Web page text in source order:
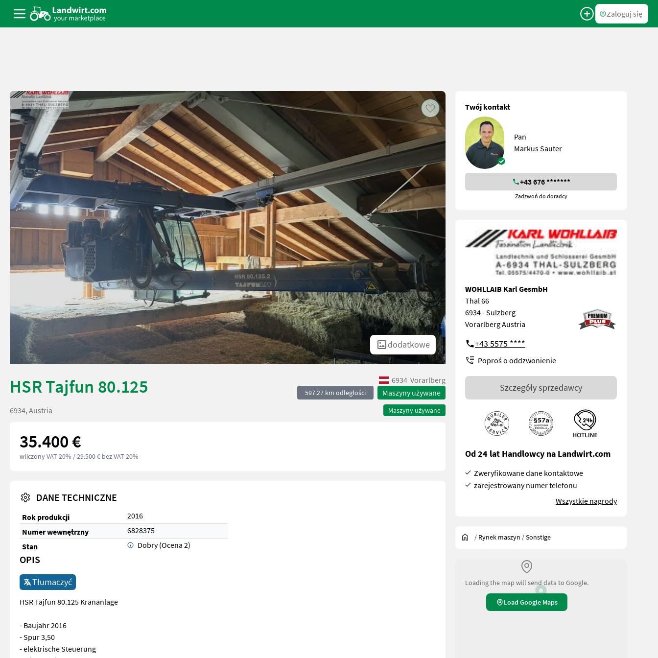
Zaloguj się
dodatkowe
HSR Tajfun 80.125 6934 Vorarlberg
597.27 km odległości Maszyny używane
Maszyny używane
6934, Austria
35.400 €
wliczony VAT 20% / 29.500 € bez VAT 20%
DANE TECHNICZNE
Rok produkcji
2016
Numer wewnętrzny
6828375
Stan
Dobry (Ocena 2)
OPIS
Tłumaczyć
HSR Tajfun 80.125 Krananlage
- Baujahr 2016
- Spur 3,50
- elektrische Steuerung
Twój kontakt
Pan
Markus Sauter
+43 676 *******
Zadzwoń do doradcy
WOHLLAIB Karl GesmbH
Thal 66
6934 - Sulzberg
Vorarlberg Austria
+43 5575 ****
Poproś o oddzwonienie
Szczegóły sprzedawcy
Od 24 lat Handlowcy na Landwirt.com
Zweryfikowane dane kontaktowe
zarejestrowany numer telefonu
Wszystkie nagrody
/ Rynek maszyn /Sonstige
Loading the map will send data to Google.
Load Google Maps